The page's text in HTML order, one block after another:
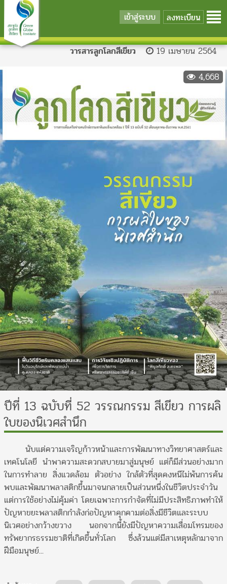
เข้าสู่ระบบ ลงทะเบียน
วารสารลูกโลกสีเขียว
19 เมษายน 2564
4,668
ปีที่ 13 ฉบับที่ 52 วรรณกรรม สีเขียว การผลิ
ใบของนิเวศสำนึก
นับแต่ความเจริญก้าวหน้าและการพัฒนาทางวิทยาศาสตร์และ
เทคโนโลยี นำพาความสะดวกสบายมาสู่มนุษย์ แต่ก็มีส่วนอย่างมาก
ในการทำลาย สิ่งแวดล้อม ตัวอย่าง ใกล้ตัวที่สุดคงหนีไม่พ้นการค้น
พบและพัฒนาพลาสติกขึ้นมาจนกลายเป็นส่วนหนึ่งในชีวิตประจำวัน
แต่การใช้อย่างไม่คุ้มค่า โดยเฉพาะการกำจัดที่ไม่มีประสิทธิภาพทำให้
ปัญหาขยะพลาสติกกำลังก่อปัญหาคุกคามต่อสิ่งมีชีวิตและระบบ
นิเวศอย่างกว้างขวาง นอกจากนี้ยังมีปัญหาความเสื่อมโทรมของ
ทรัพยากรธรรมชาติที่เกิดขึ้นทั่วโลก ซึ่งล้วนแต่มีสาเหตุหลักมาจาก
ฝีมือมนุษย์...